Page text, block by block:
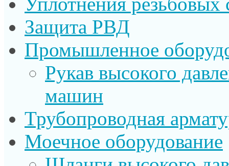
Защита РВД
Промышленное
Рукав высокого
машин
Трубопроводная
Моечное оборудование